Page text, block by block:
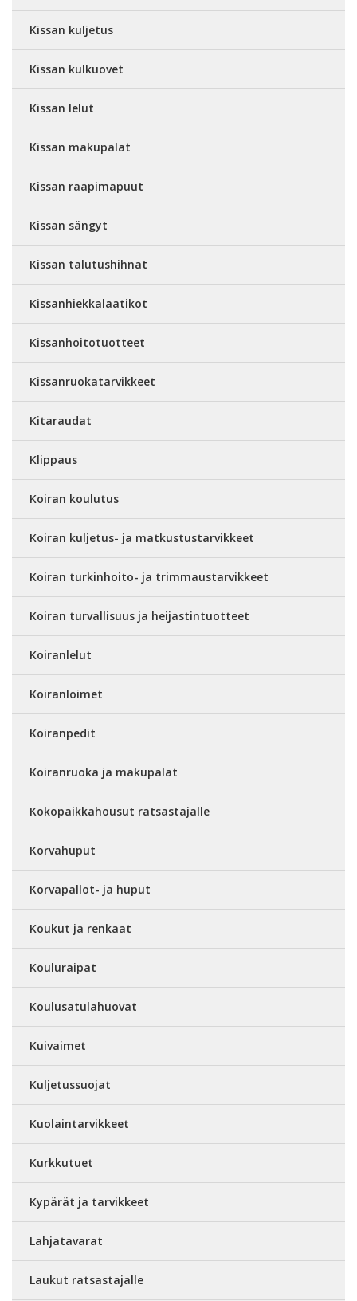
Kissan kuljetus
Kissan kulkuovet
Kissan lelut
Kissan makupalat
Kissan raapimapuut
Kissan sängyt
Kissan talutushihnat
Kissanhiekkalaatikot
Kissanhoitotuotteet
Kissanruokatarvikkeet
Kitaraudat
Klippaus
Koiran koulutus
Koiran kuljetus- ja matkustustarvikkeet
Koiran turkinhoito- ja trimmaustarvikkeet
Koiran turvallisuus ja heijastintuotteet
Koiranlelut
Koiranloimet
Koiranpedit
Koiranruoka ja makupalat
Kokopaikkahousut ratsastajalle
Korvahuput
Korvapallot- ja huput
Koukut ja renkaat
Kouluraipat
Koulusatulahuovat
Kuivaimet
Kuljetussuojat
Kuolaintarvikkeet
Kurkkutuet
Kypärät ja tarvikkeet
Lahjatavarat
Laukut ratsastajalle